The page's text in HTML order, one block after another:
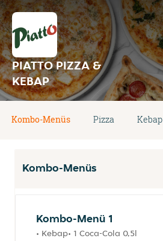
PIATTO PIZZA &
KEBAP
Kombo-Menüs Pizza Kebap
Kombo-Menüs
Kombo-Menü 1
• Kebap• 1 Coca-Cola 0,5l